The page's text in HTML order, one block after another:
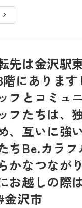
先は金沢駅
階にありま
フとコミュ
フたちは、
、互いに強
ちBe.カラ
かなつなが
お越しの
沢市